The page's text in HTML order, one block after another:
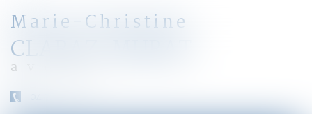
Marie-Christine
CLARAZ-MURAT
avocat